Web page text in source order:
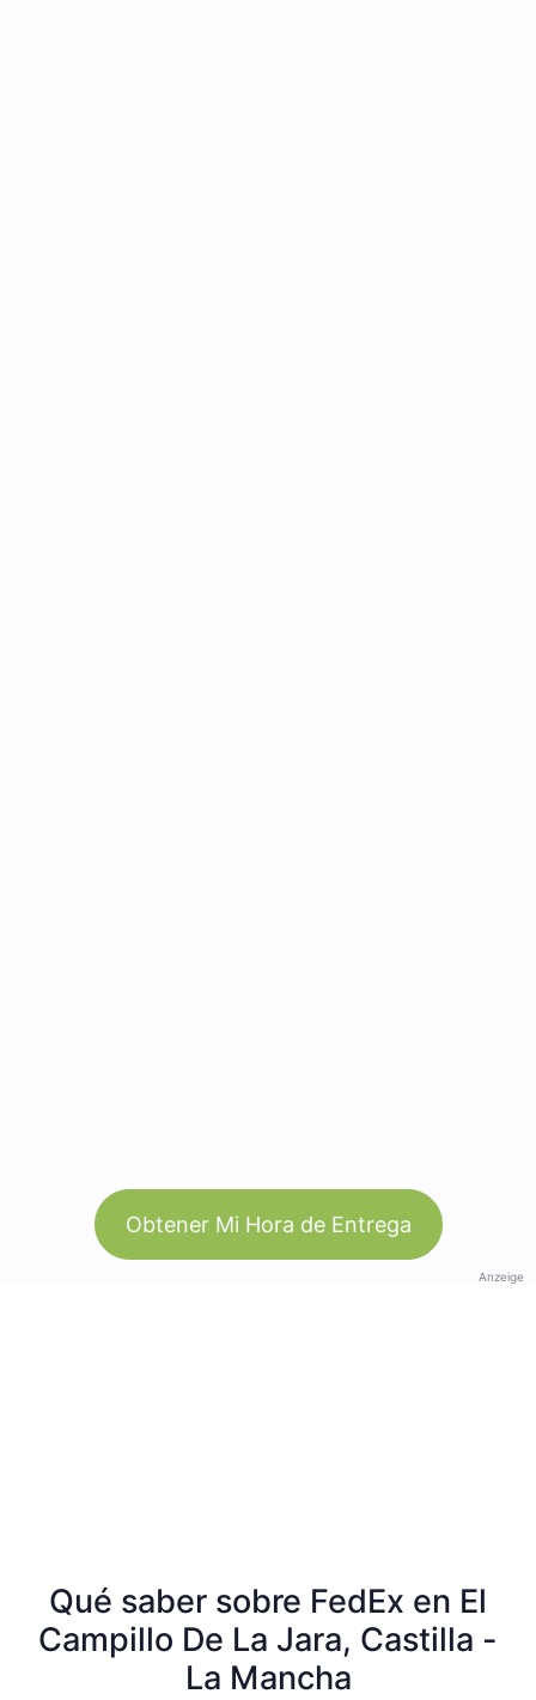
Obtener Mi Hora de Entrega
Anzeige
Qué saber sobre FedEx en El
Campillo De La Jara, Castilla -
La Mancha